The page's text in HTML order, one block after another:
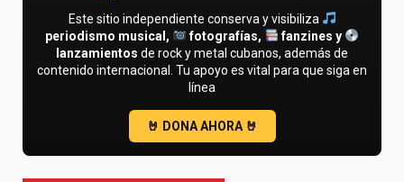
Este sitio independiente conserva y visibiliza
periodismo musical,
fotografías,
fanzines y
lanzamientos de rock y metal cubanos, además de
contenido internacional. Tu apoyo es vital para que siga en
línea